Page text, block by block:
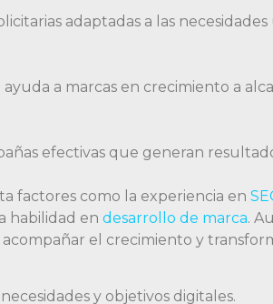
adaptadas a las
a marcas en crecimiento a
efectivas que generan
factores como la experiencia en
habilidad en desarrollo de marca.
acompañar el crecimiento y
y objetivos digitales.